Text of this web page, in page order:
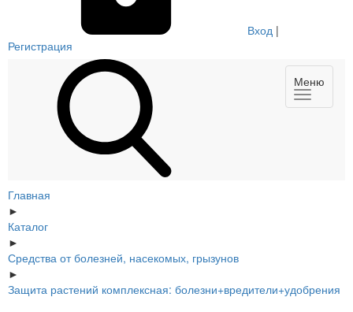
Вход |
Регистрация
Меню
Главная
►
Каталог
►
Средства от болезней, насекомых, грызунов
►
Защита растений комплексная: болезни+вредители+удобрения